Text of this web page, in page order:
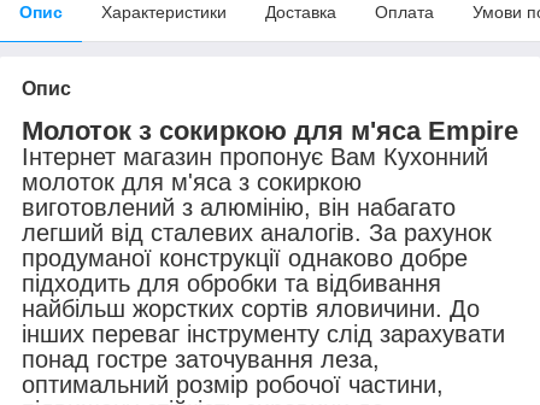
Опис Характеристики Доставка Оплата Умови
Опис
Молоток з сокиркою для м'яса Empire
Інтернет магазин пропонує Вам Кухонний
молоток для м'яса з сокиркою
виготовлений з алюмінію, він набагато
легший від сталевих аналогів. За рахунок
продуманої конструкції однаково добре
підходить для обробки та відбивання
найбільш жорстких сортів яловичини. До
інших переваг інструменту слід зарахувати
понад гостре заточування леза,
оптимальний розмір робочої частини,